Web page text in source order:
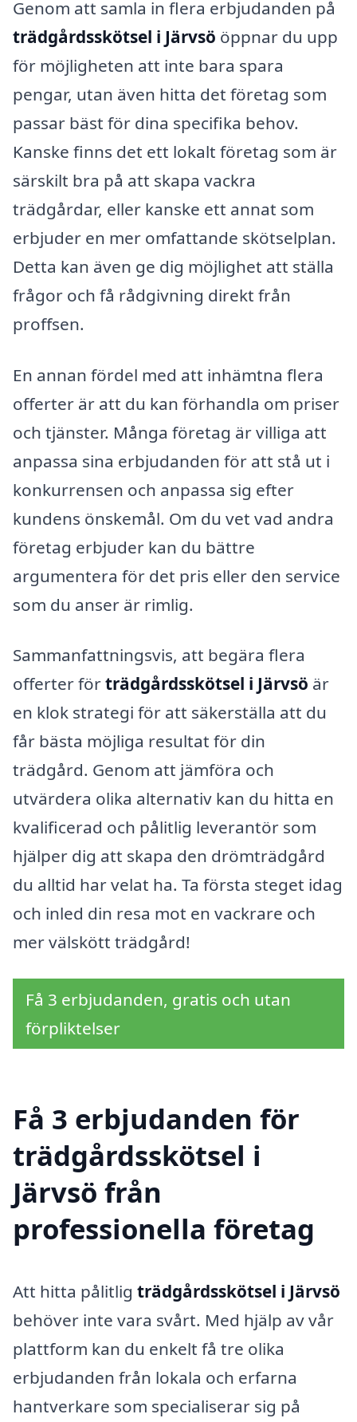
Genom att samla in flera erbjudanden på
trädgårdsskötsel i Järvsö öppnar du upp
för möjligheten att inte bara spara
pengar, utan även hitta det företag som
passar bäst för dina specifika behov.
Kanske finns det ett lokalt företag som är
särskilt bra på att skapa vackra
trädgårdar, eller kanske ett annat som
erbjuder en mer omfattande skötselplan.
Detta kan även ge dig möjlighet att ställa
frågor och få rådgivning direkt från
proffsen.
En annan fördel med att inhämtna flera
offerter är att du kan förhandla om priser
och tjänster. Många företag är villiga att
anpassa sina erbjudanden för att stå ut i
konkurrensen och anpassa sig efter
kundens önskemål. Om du vet vad andra
företag erbjuder kan du bättre
argumentera för det pris eller den service
som du anser är rimlig.
Sammanfattningsvis, att begära flera
offerter förträdgårdsskötsel i Järvsö är
en klok strategi för att säkerställa att du
får bästa möjliga resultat för din
trädgård. Genom att jämföra och
utvärdera olika alternativ kan du hitta en
kvalificerad och pålitlig leverantör som
hjälper dig att skapa den drömträdgård
du alltid har velat ha. Ta första steget idag
och inled din resa mot en vackrare och
mer välskött trädgård!
Få 3 erbjudanden, gratis och utan
förpliktelser
Få 3 erbjudanden för
trädgårdsskötsel i
Järvsö från
professionella företag
Att hitta pålitlig trädgårdsskötsel i Järvsö
behöver inte vara svårt. Med hjälp av vår
plattform kan du enkelt få tre olika
erbjudanden från lokala och erfarna
hantverkare som specialiserar sig på